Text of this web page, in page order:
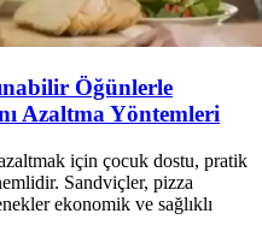
Öğünlerle
Azaltma Yöntemleri
azaltmak için çocuk dostu, pratik
Sandviçler, pizza
ekonomik ve sağlıklı